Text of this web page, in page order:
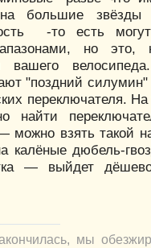
большие звёзды
-то есть
но это,
вашего
"поздний
переключателя.
найти
можно взять такой
калёные дюбель-
— выйдет
мы